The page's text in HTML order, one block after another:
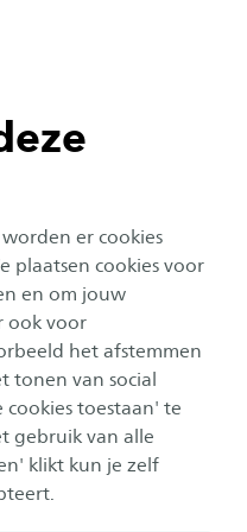
er cookies
plaatsen cookies voor
en om jouw
ook voor
het afstemmen
tonen van social
toestaan' te
gebruik van alle
klikt kun je zelf
(hbo-
moet je wettelijk
voldoen.
voor 2025-
€ 2.601.